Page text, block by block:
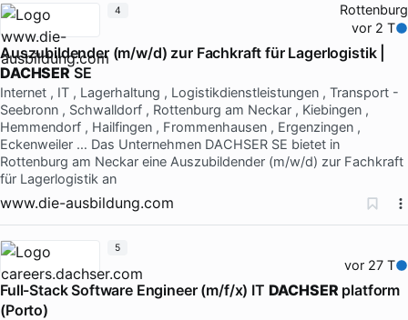
Rottenburg
vor 2 T
Auszubildender (m/w/d) zur Fachkraft für Lagerlogistik |
DACHSERSE
Internet , IT , Lagerhaltung , Logistikdienstleistungen , Transport -
Seebronn , Schwalldorf , Rottenburg am Neckar , Kiebingen ,
Hemmendorf , Hailfingen , Frommenhausen , Ergenzingen ,
Eckenweiler … Das Unternehmen DACHSER SE bietet in
Rottenburg am Neckar eine Auszubildender (m/w/d) zur Fachkraft
für Lagerlogistik an
www.die-ausbildung.com
4
vor 27 T
Full-Stack Software Engineer (m/f/x) IT DACHSER platform
(Porto)
5